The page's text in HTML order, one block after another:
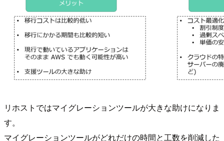
リホストではマイグレーションツールが大きな助けになりま
す。
マイグレーションツールがどれだけの時間と工数を削減した